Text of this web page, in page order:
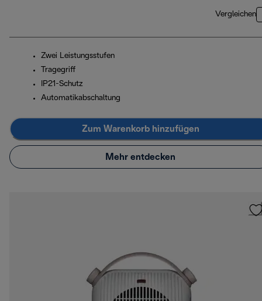
Vergleichen
Zwei Leistungsstufen
Tragegriff
IP21-Schutz
Automatikabschaltung
Zum Warenkorb hinzufügen
Mehr entdecken